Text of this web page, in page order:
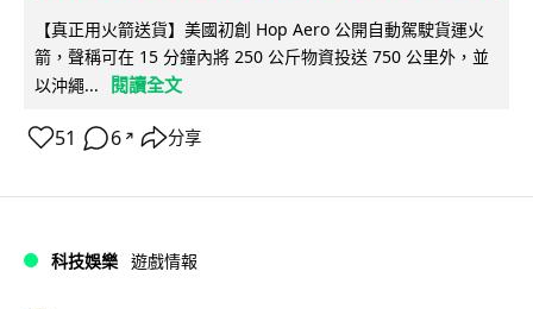
【真正用火箭送貨】美國初創 Hop Aero 公開自動駕駛貨運火
箭，聲稱可在 15 分鐘內將 250 公斤物資投送 750 公里外，並
以沖繩...
閱讀全文
51 6 ↗ 分享
科技娛樂 遊戲情報